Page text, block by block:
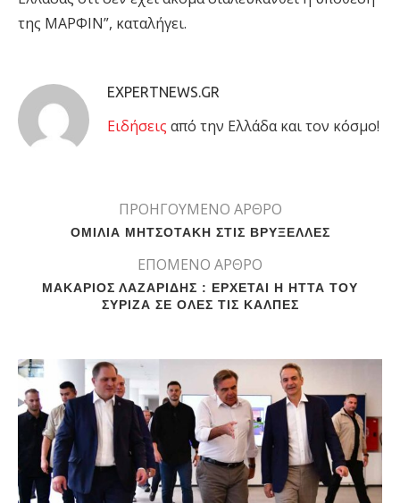
της ΜΑΡΦΙΝ”, καταλήγει.
EXPERTNEWS.GR
Eιδήσεις από την Ελλάδα και τον κόσμο!
ΠΡΟΗΓΟΥΜΕΝΟ ΑΡΘΡΟ
ΟΜΙΛΙΑ ΜΗΤΣΟΤΑΚΗ ΣΤΙΣ ΒΡΥΞΕΛΛΕΣ
ΕΠΟΜΕΝΟ ΑΡΘΡΟ
ΜΑΚΑΡΙΟΣ ΛΑΖΑΡΙΔΗΣ : ΕΡΧΕΤΑΙ Η ΗΤΤΑ ΤΟΥ
ΣΥΡΙΖΑ ΣΕ ΟΛΕΣ ΤΙΣ ΚΑΛΠΕΣ